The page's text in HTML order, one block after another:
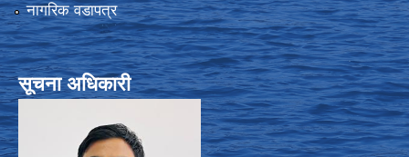
नागरिक वडापत्र
सूचना अधिकारी